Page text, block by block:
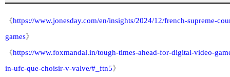
《https://www.jonesday.com/en/insights/2024/12/french-supreme-
games》
《https://www.foxmandal.in/tough-times-ahead-for-digital-video-
in-ufc-que-choisir-v-valve/#_ftn5》